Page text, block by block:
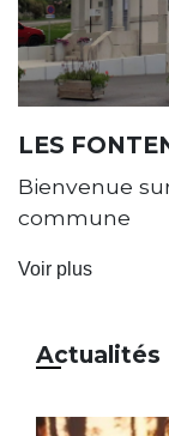
LES
Bienvenue
commune
Voir plus
Actualités